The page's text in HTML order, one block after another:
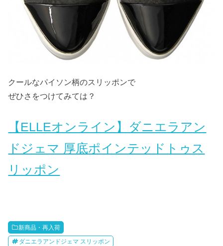
クールなパイソン柄のスリッポンで
ぜひさをつけてみては？
【ELLEオンライン】ダニエラアン
ドジェマ 厚底ポインテッドトゥス
リッポン
新商品・再入荷
ダニエラアンドジェマ スリッポン